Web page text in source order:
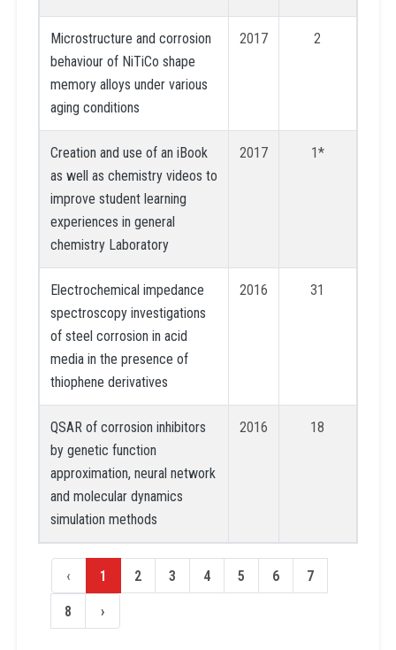
Microstructure and corrosion
behaviour of NiTiCo shape
memory alloys under various
aging conditions
2017 2
Creation and use of an iBook
as well as chemistry videos to
improve student learning
experiences in general
chemistry Laboratory
2017 1*
Electrochemical impedance
spectroscopy investigations
of steel corrosion in acid
media in the presence of
thiophene derivatives
2016 31
QSAR of corrosion inhibitors
by genetic function
approximation, neural network
and molecular dynamics
simulation methods
2016 18
‹ 1 2 3 4 5 6 7
8 ›